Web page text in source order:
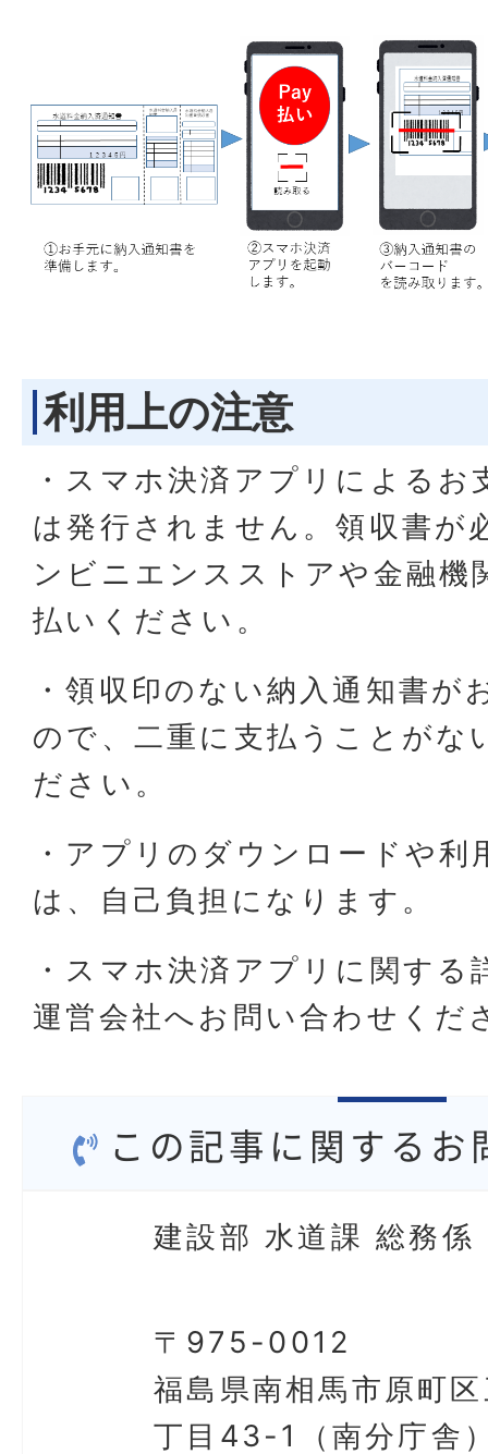
利用上の注意
・スマホ決済アプリによるお
は発行されません。領収書が
ンビニエンスストアや金融機
払いください。
・領収印のない納入通知書が
ので、二重に支払うことがな
ださい。
・アプリのダウンロードや利
は、自己負担になります。
・スマホ決済アプリに関する
運営会社へお問い合わせくだ
この記事に関するお
建設部 水道課 総務係
〒975-0012
福島県南相馬市原町
丁目43-1（南分庁舎